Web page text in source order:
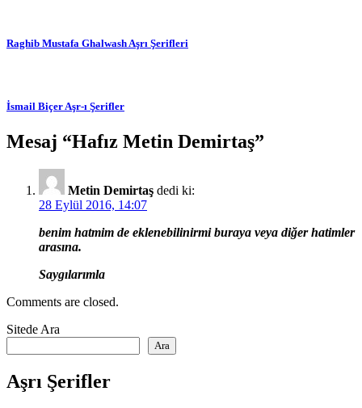
Raghib Mustafa Ghalwash Aşrı Şerifleri
İsmail Biçer Aşr-ı Şerifler
Mesaj “Hafız Metin Demirtaş”
Metin Demirtaş dedi ki:
28 Eylül 2016, 14:07
benim hatmim de eklenebilinirmi buraya veya diğer hatimler
arasına.
Saygılarımla
Comments are closed.
Sitede Ara
Ara
Aşrı Şerifler